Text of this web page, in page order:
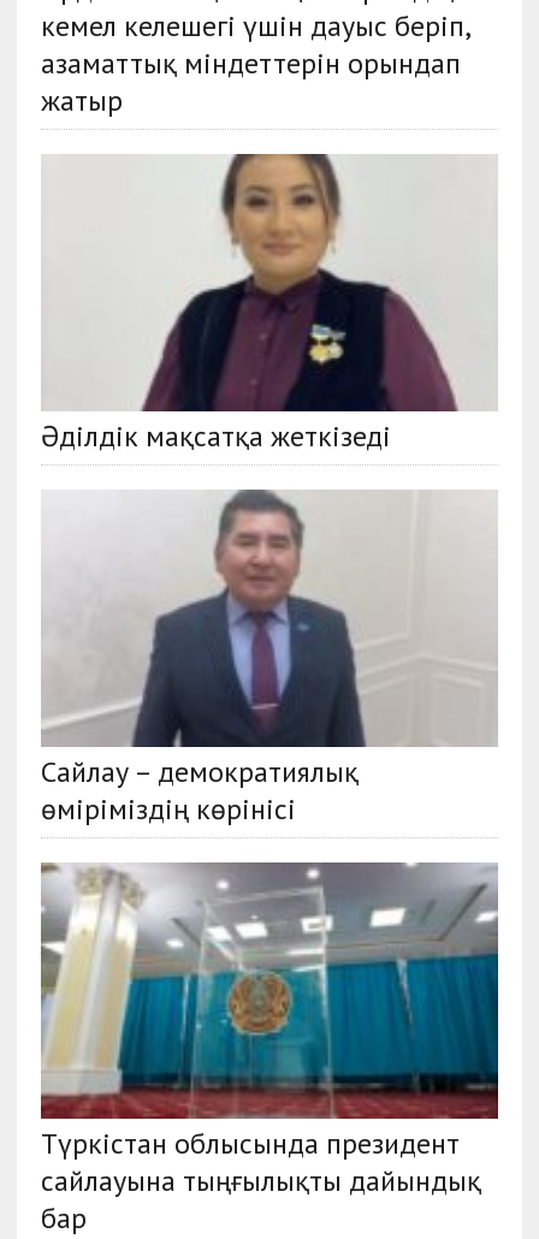
кемел келешегі үшін дауыс беріп,
азаматтық міндеттерін орындап
жатыр
Әділдік мақсатқа жеткізеді
Сайлау – демократиялық
өміріміздің көрінісі
Түркістан облысында президент
сайлауына тыңғылықты дайындық
бар